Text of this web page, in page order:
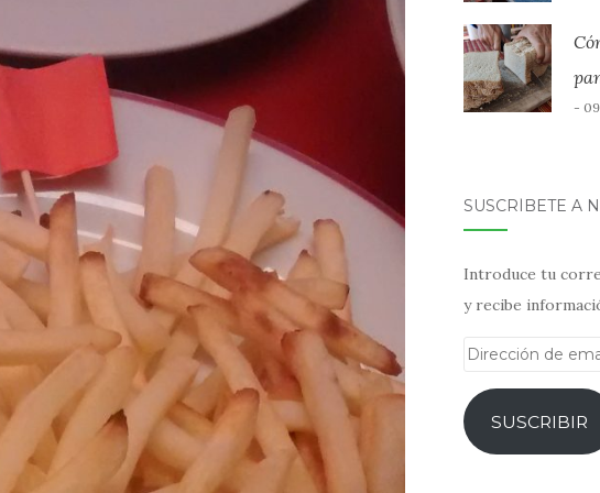
-
SUSCRÍBETE A
Introduce tu
y recibe
Dirección
emailSUSCRIBIR